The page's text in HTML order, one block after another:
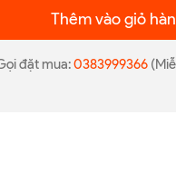
Thêm vào giỏ
đặt mua:0383999366